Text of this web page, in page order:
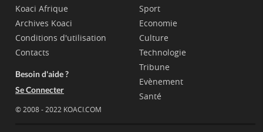
Koaci Afrique
Archives Koaci
Conditions d'utilisation
Contacts
Besoin d'aide ?
Se Connecter
© 2008 - 2022 KOACI.COM
Sport
Economie
Culture
Technologie
Tribune
Evènement
Santé